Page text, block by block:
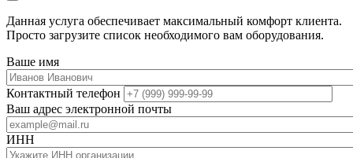
Данная услуга обеспечивает максимальный комфорт клиента.
Просто загрузите список необходимого вам оборудования.
Ваше имя
Контактный телефон
Ваш адрес электронной почты
ИНН